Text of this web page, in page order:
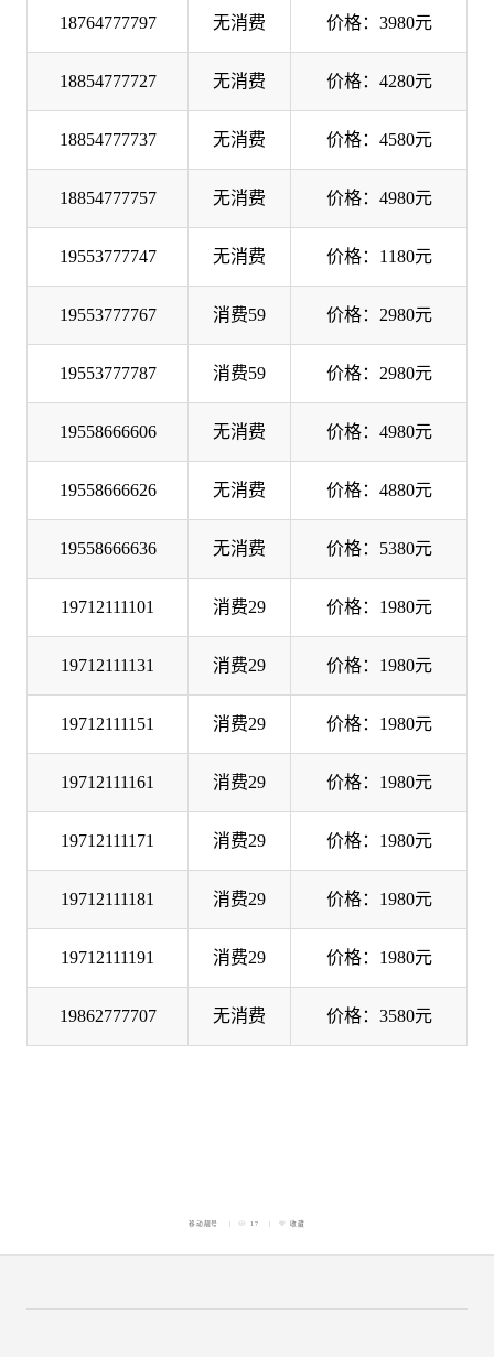
18764777797 无消费 价格：3980元
18854777727 无消费 价格：4280元
18854777737 无消费 价格：4580元
18854777757 无消费 价格：4980元
19553777747 无消费 价格：1180元
19553777767 消费59 价格：2980元
19553777787 消费59 价格：2980元
19558666606 无消费 价格：4980元
19558666626 无消费 价格：4880元
19558666636 无消费 价格：5380元
19712111101 消费29 价格：1980元
19712111131 消费29 价格：1980元
19712111151 消费29 价格：1980元
19712111161 消费29 价格：1980元
19712111171 消费29 价格：1980元
19712111181 消费29 价格：1980元
19712111191 消费29 价格：1980元
19862777707 无消费 价格：3580元
移动靓号 17 收藏